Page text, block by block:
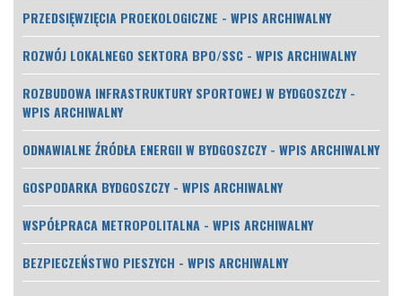
PRZEDSIĘWZIĘCIA PROEKOLOGICZNE - WPIS ARCHIWALNY
ROZWÓJ LOKALNEGO SEKTORA BPO/SSC - WPIS ARCHIWALNY
ROZBUDOWA INFRASTRUKTURY SPORTOWEJ W BYDGOSZCZY -
WPIS ARCHIWALNY
ODNAWIALNE ŹRÓDŁA ENERGII W BYDGOSZCZY - WPIS ARCHIWALNY
GOSPODARKA BYDGOSZCZY - WPIS ARCHIWALNY
WSPÓŁPRACA METROPOLITALNA - WPIS ARCHIWALNY
BEZPIECZEŃSTWO PIESZYCH - WPIS ARCHIWALNY